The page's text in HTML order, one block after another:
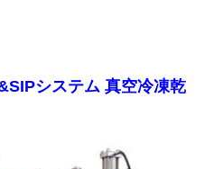
システム 真空冷凍乾